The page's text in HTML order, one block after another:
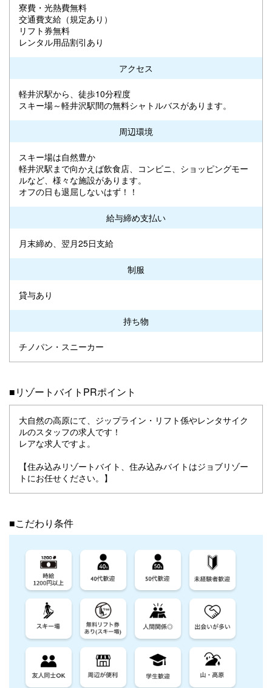
寮費・光熱費無料
交通費支給（規定あり）
リフト券無料
レンタル用品割引あり
アクセス
軽井沢駅から、徒歩10分程度
スキー場～軽井沢駅間の無料シャトルバスがあります。
周辺環境
スキー場は自然豊か
軽井沢駅まで向かえば飲食店、コンビニ、ショッピングモー
ルなど、様々な施設があります。
オフの日も退屈しないはず！！
給与締め支払い
月末締め、翌月25日支給
制服
貸与あり
持ち物
チノパン・スニーカー
■リゾートバイトPRポイント
大自然の高原にて、ジップライン・リフト係やレンタサイク
ルのスタッフの求人です！
レアな求人ですよ。
【住み込みリゾートバイト、住み込みバイトはジョブリゾー
トにお任せください。】
■こだわり条件